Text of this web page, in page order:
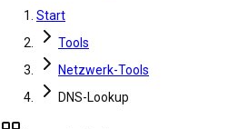
Start
Tools
Netzwerk-Tools
DNS-Lookup